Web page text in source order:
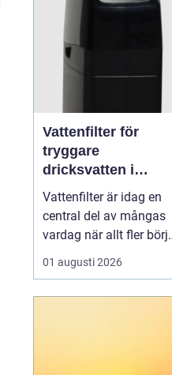
Vattenfilter för
tryggare
dricksvatten i
vardagen
Vattenfilter är idag en
central del av mångas
vardag när allt fler
fundera på kvaliteten på
vattnet som kommer ur
01 augusti 2026